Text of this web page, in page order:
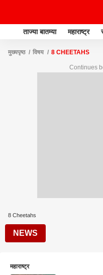
ताज्या बातम्या महाराष्ट्र
मुख्यपृष्ठ विषय 8 CHEETAHS
Continues
8 Cheetahs
NEWS
महाराष्ट्र